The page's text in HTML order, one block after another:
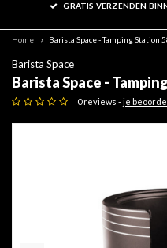
GRATIS VERZENDEN
Home Barista Space - Tamping Station
Barista Space
Barista Space -
0 reviews -je